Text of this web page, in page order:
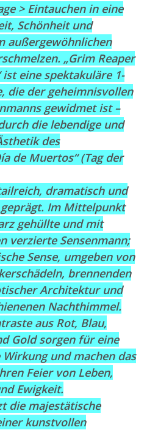
> Eintauchen in eine
Schönheit und
außergewöhnlichen
„Grim Reaper
ist eine spektakuläre 1-
die der geheimnisvollen
gewidmet ist –
die lebendige und
des
de Muertos“ (Tag der
dramatisch und
Im Mittelpunkt
gehüllte und mit
verzierte Sensenmann;
Sense, umgeben von
brennenden
Architektur und
Nachthimmel.
aus Rot, Blau,
Gold sorgen für eine
und machen das
Feier von Leben,
Ewigkeit.
die majestätische
kunstvollen